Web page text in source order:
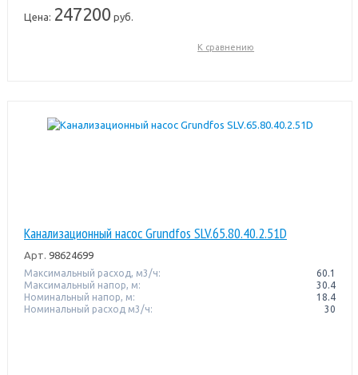
Цена: 247200 руб.
К сравнению
Канализационный насос Grundfos SLV.65.80.40.2.51D
Арт. 98624699
Максимальный расход, м3/ч:
60.1
Максимальный напор, м:
30.4
Номинальный напор, м:
18.4
Номинальный расход м3/ч:
30